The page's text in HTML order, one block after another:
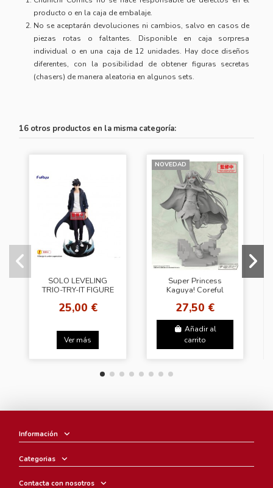
producto o en la caja de embalaje.
No se aceptarán devoluciones ni cambios, salvo en casos de
piezas rotas o faltantes. Disponible en caja sorpresa
individual o en una caja de 12 unidades. Hay doce diseños
diferentes, con la posibilidad de obtener figuras secretas
(chasers) de manera aleatoria en algunos sets.
16 otros productos en la misma categoría:
SOLO LEVELING
TRIO-TRY-IT FIGURE
25,00 €
Ver más
NOVEDAD
Super Princess
Kaguya! Coreful
Ver. - Peluche
27,50 €
Añadir al
carrito
Información
Categorias
Contacta con nosotros